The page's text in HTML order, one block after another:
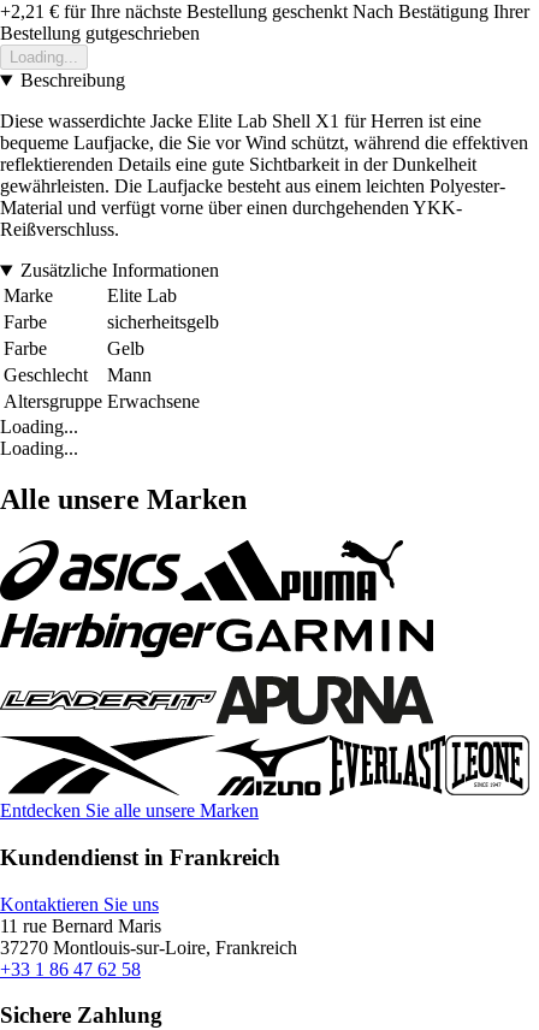
+2,21 € für Ihre nächste Bestellung geschenkt Nach Bestätigung Ihrer
Bestellung gutgeschrieben
Loading...
Beschreibung
Diese wasserdichte Jacke Elite Lab Shell X1 für Herren ist eine
bequeme Laufjacke, die Sie vor Wind schützt, während die effektiven
reflektierenden Details eine gute Sichtbarkeit in der Dunkelheit
gewährleisten. Die Laufjacke besteht aus einem leichten Polyester-
Material und verfügt vorne über einen durchgehenden YKK-
Reißverschluss.
Zusätzliche Informationen
Marke
Elite Lab
Farbe
sicherheitsgelb
Farbe
Gelb
Geschlecht
Mann
Altersgruppe Erwachsene
Loading...
Loading...
Alle unsere Marken
Entdecken Sie alle unsere Marken
Kundendienst in Frankreich
Kontaktieren Sie uns
11 rue Bernard Maris
37270 Montlouis-sur-Loire, Frankreich
+33 1 86 47 62 58
Sichere Zahlung